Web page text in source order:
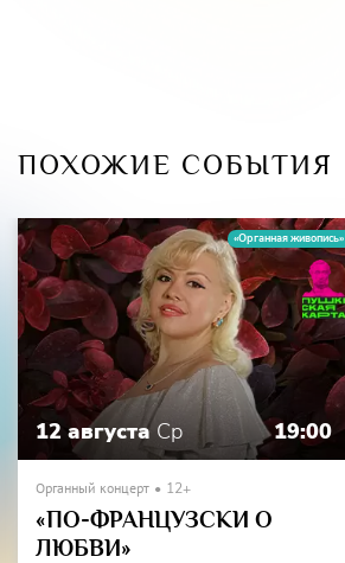
ПОХОЖИЕ СОБЫТИЯ
«Органная живопись»
12 августа Ср 19:00
Органный концерт 12+
«ПО-ФРАНЦУЗСКИ О
ЛЮБВИ»